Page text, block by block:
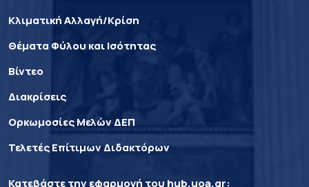
Κλιματική Αλλαγή/Κρίση
Θέματα Φύλου και Ισότητας
Βίντεο
Διακρίσεις
Ορκωμοσίες Μελών ΔΕΠ
Τελετές Επίτιμων Διδακτόρων
Κατεβάστε την εφαρμογή του hub.uoa.gr: